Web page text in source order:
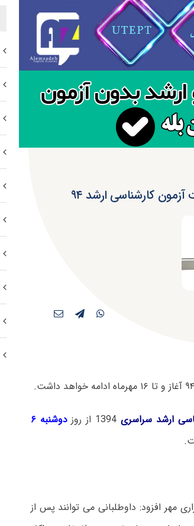
کارشناسی ارشد ۹۴
ارشد سراسری
دوشنبه ۶
مهر افزود: داوطلبانی می توانند پس از